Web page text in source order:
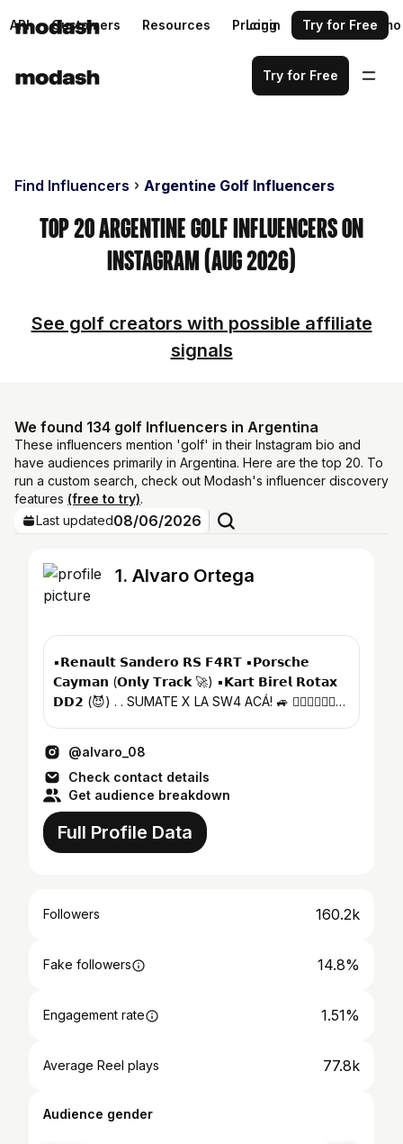
API Customers Resources Pricing Request a demo
Login Try for Free
Try for Free
Find Influencers Argentine Golf Influencers
Top 20 Argentine Golf Influencers on
Instagram (Aug 2026)
See golf creators with possible affiliate
signals
We found 134 golf Influencers in Argentina
These influencers mention 'golf' in their Instagram bio and
have audiences primarily in Argentina. Here are the top 20. To
run a custom search, check out Modash's influencer discovery
features (free to try).
Last updated08/06/2026
1. Alvaro Ortega
▪️𝗥𝗲𝗻𝗮𝘂𝗹𝘁 𝗦𝗮𝗻𝗱𝗲𝗿𝗼 𝗥𝗦 𝗙𝟰𝗥𝗧 ▪️𝗣𝗼𝗿𝘀𝗰𝗵𝗲
𝗖𝗮𝘆𝗺𝗮𝗻 (𝗢𝗻𝗹𝘆 𝗧𝗿𝗮𝗰𝗸 🚀) ▪️𝗞𝗮𝗿𝘁 𝗕𝗶𝗿𝗲𝗹 𝗥𝗼𝘁𝗮𝘅
𝗗𝗗𝟮 (😈) . . SUMATE X LA SW4 ACÁ! 🚙 👇🏼👇🏼👇🏼👇🏼
@alvaro_08
Check contact details
Get audience breakdown
Full Profile Data
Followers 160.2k
Fake followers 14.8%
Engagement rate 1.51%
Average Reel plays 77.8k
Audience gender